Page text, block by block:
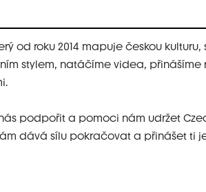
od roku 2014 mapuje českou kulturu,
stylem, natáčíme videa, přinášíme
podpořit a pomoci nám udržet
dává sílu pokračovat a přinášet ti